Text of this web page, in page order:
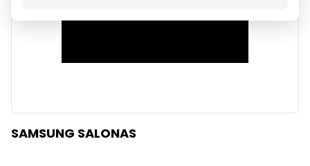
SAMSUNG SALONAS